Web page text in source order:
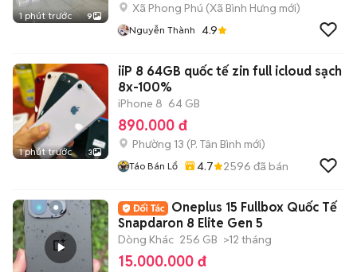
1 phút trước 9
Xã Phong Phú (Xã Bình Hưng mới)
Nguyễn Thành 4.9
1 phút trước 3
iiP 8 64GB quốc tế zin full icloud sạch
8x-100%
iPhone 8 64 GB
890.000 đ
Phường 13 (P. Tân Bình mới)
Táo Bán Lổ 4.7 2596 đã bán
Oneplus 15 Fullbox Quốc Tế
Snapdaron 8 Elite Gen 5
Dòng Khác 256 GB >12 tháng
15.000.000 đ